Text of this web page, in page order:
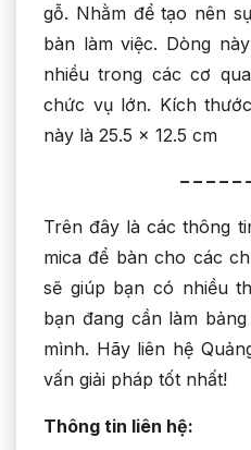
gỗ. Nhằm để tạo nên
bàn làm việc. Dòng
nhiều trong các cơ
chức vụ lớn. Kích
này là 25.5 x 12.5 cm
– – – – –
Trên đây là các thông
mica để bàn cho các
sẽ giúp bạn có nhiều
bạn đang cần làm
mình. Hãy liên hệ
vấn giải pháp tốt nhất!
Thông tin liên hệ: